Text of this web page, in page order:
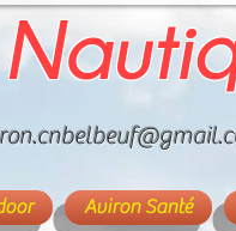
Aviron Santé